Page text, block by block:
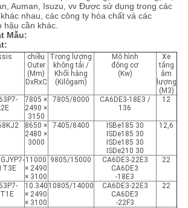
Auman, Isuzu, vv Được sử dụng trong các
nhau, các công ty hóa chất và các
hậu cần khác.
Mẫu:
chiều
Outer
(Mm)
DxRxC
Trọng lượng
không tải /
Khối hàng
(Kilôgam)
Mô hình
động cơ
(Kw)
Xe
tăng
âm
lượng
(M3)
7805 ×
2490 ×
3150
7805/8000
CA6DE3-18E3 /
136
12
8650 ×
2480 ×
3000
7405/8400
ISBe185 30
ISDe185 30
ISDe185 30
ISDe210 30
12,6
11000
× 2490
× 3100
9805/15000
CA6DE3-22E3
CA6DE3
-18E3
22
10.340
× 2490
× 3100
10805/14000
CA6DE3-22E3
CA6DE3
-22F3
22